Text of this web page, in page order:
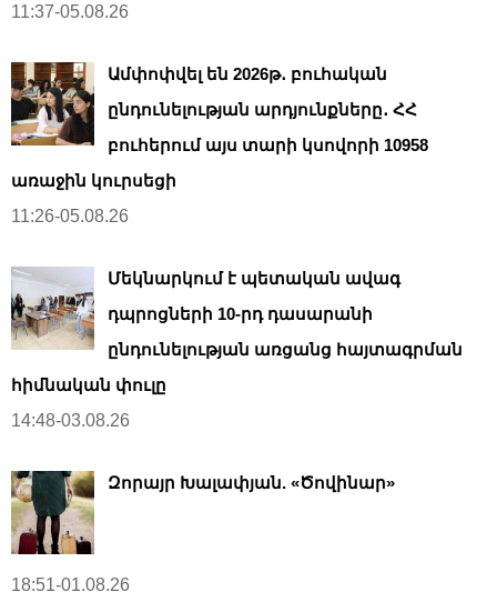
11:37-05.08.26
Ամփոփվել են 2026թ․ բուհական
ընդունելության արդյունքները․ ՀՀ
բուհերում այս տարի կսովորի 10958
առաջին կուրսեցի
11:26-05.08.26
Մեկնարկում է պետական ավագ
դպրոցների 10-րդ դասարանի
ընդունելության առցանց հայտագրման
հիմնական փուլը
14:48-03.08.26
Զորայր Խալափյան. «Ծովինար»
18:51-01.08.26